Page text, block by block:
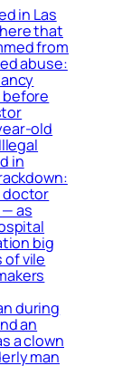
in Las
that
from
abuse:
before
old
in
doctor
as
big
of vile
during
an
a clown
man